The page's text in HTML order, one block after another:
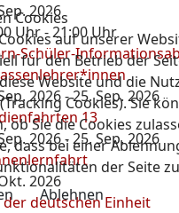
2026
Uhr-21:00 Uhr
Schüler-
2026-25. Sep. 2026
13
2026-25. Sep. 2026
2026
der deutschen Einheit
Cookies
auf unserer
für den Betrieb der
Website und die
Cookies). Sie
ob Sie die Cookies
dass bei einer
der Seite
Ablehnen